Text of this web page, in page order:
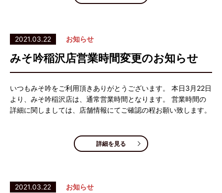
2021.03.22 お知らせ
みそ吟稲沢店営業時間変更のお知らせ
いつもみそ吟をご利用頂きありがとうございます。 本日3月22日
より、みそ吟稲沢店は、通常営業時間となります。 営業時間の
詳細に関しましては、店舗情報にてご確認の程お願い致します。
詳細を見る
2021.03.22 お知らせ